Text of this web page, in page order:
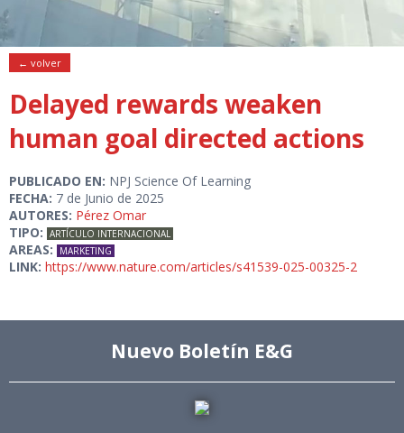
← volver
Delayed rewards weaken
human goal directed actions
PUBLICADO EN: NPJ Science Of Learning
FECHA: 7 de Junio de 2025
AUTORES: Pérez Omar
TIPO: ARTÍCULO INTERNACIONAL
AREAS: MARKETING
LINK: https://www.nature.com/articles/s41539-025-00325-2
Nuevo Boletín E&G